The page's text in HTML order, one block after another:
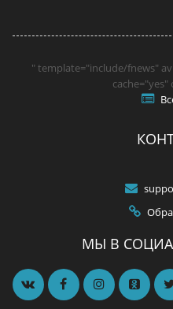
" template="include/fnews"
МЫ В